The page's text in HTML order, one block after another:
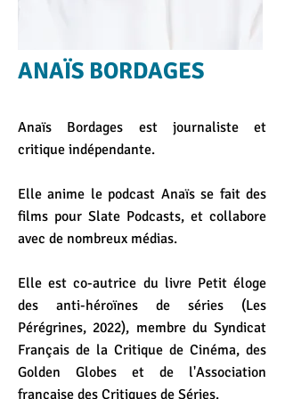
ANAÏS BORDAGES
Anaïs Bordages est journaliste et
critique indépendante.
Elle anime le podcast Anaïs se fait des
films pour Slate Podcasts, et collabore
avec de nombreux médias.
Elle est co-autrice du livre Petit éloge
des anti-héroïnes de séries (Les
Pérégrines, 2022), membre du Syndicat
Français de la Critique de Cinéma, des
Golden Globes et de l'Association
française des Critiques de Séries.